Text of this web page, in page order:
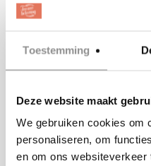
Toestemming
Deze website maakt
We gebruiken cookies om
personaliseren, om
en om ons
Met het brede
Website: